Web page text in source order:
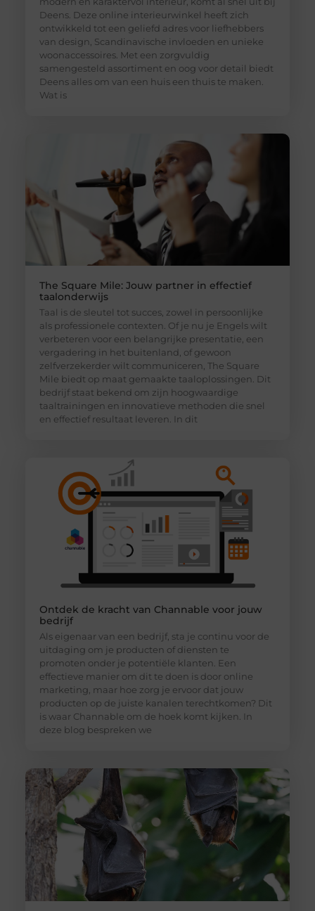
Deens. Deze online interieurwinkel heeft zich
ontwikkeld tot een geliefd adres voor liefhebbers
van design, Scandinavische invloeden en unieke
woonaccessoires. Met een zorgvuldig
samengesteld assortiment en oog voor detail biedt
Deens alles om van een huis een thuis te maken.
Wat is
The Square Mile: Jouw partner in effectief
taalonderwijs
Taal is de sleutel tot succes, zowel in persoonlijke
als professionele contexten. Of je nu je Engels wilt
verbeteren voor een belangrijke presentatie, een
vergadering in het buitenland, of gewoon
zelfverzekerder wilt communiceren, The Square
Mile biedt op maat gemaakte taaloplossingen. Dit
bedrijf staat bekend om zijn hoogwaardige
taaltrainingen en innovatieve methoden die snel
en effectief resultaat leveren. In dit
Ontdek de kracht van Channable voor jouw
bedrijf
Als eigenaar van een bedrijf, sta je continu voor de
uitdaging om je producten of diensten te
promoten onder je potentiële klanten. Een
effectieve manier om dit te doen is door online
marketing, maar hoe zorg je ervoor dat jouw
producten op de juiste kanalen terechtkomen? Dit
is waar Channable om de hoek komt kijken. In
deze blog bespreken we